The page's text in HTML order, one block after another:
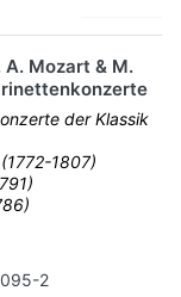
A. Mozart & M.
der Klassik
1807)
2